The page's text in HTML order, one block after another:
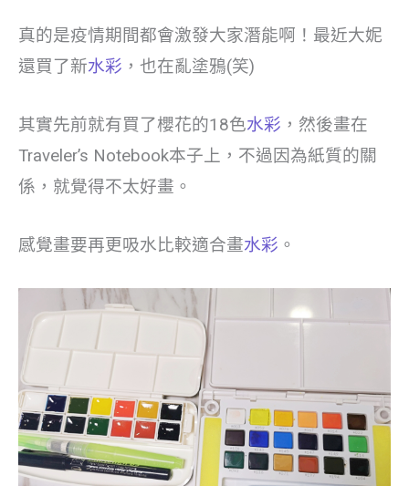
真的是疫情期間都會激發大家潛能啊！最近大妮
還買了新水彩 ，也在亂塗鴉(笑)
其實先前就有買了櫻花的18色水彩 ，然後畫在
Traveler’s Notebook本子上，不過因為紙質的關
係，就覺得不太好畫。
感覺畫要再更吸水比較適合畫水彩 。